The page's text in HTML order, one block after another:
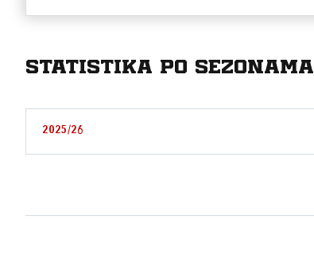
Statistika po sezonama
2025/26